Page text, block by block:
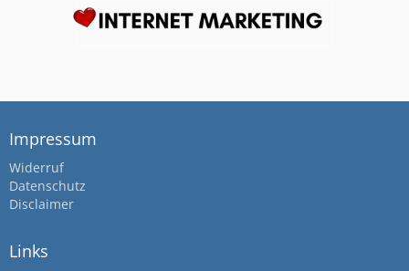
Impressum
Widerruf
Datenschutz
Disclaimer
Links